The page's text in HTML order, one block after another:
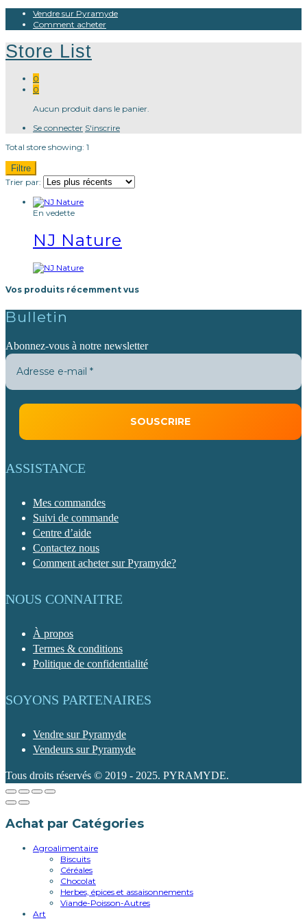
Vendre sur Pyramyde
Comment acheter
Store List
0
0
Aucun produit dans le panier.
Se connecter S'inscrire
Total store showing: 1
Filtre
Trier par:
En vedette
NJ Nature
Vos produits récemment vus
Bulletin
Abonnez-vous à notre newsletter
ASSISTANCE
Mes commandes
Suivi de commande
Centre d’aide
Contactez nous
Comment acheter sur Pyramyde?
NOUS CONNAITRE
À propos
Termes & conditions
Politique de confidentialité
SOYONS PARTENAIRES
Vendre sur Pyramyde
Vendeurs sur Pyramyde
Tous droits réservés © 2019 - 2025. PYRAMYDE.
Achat par Catégories
Agroalimentaire
Biscuits
Céréales
Chocolat
Herbes, épices et assaisonnements
Viande-Poisson-Autres
Art